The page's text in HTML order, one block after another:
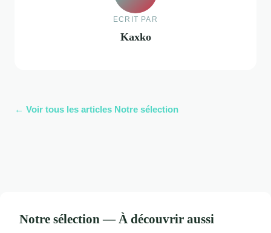
ECRIT PAR
Kaxko
← Voir tous les articles Notre sélection
Notre sélection — À découvrir aussi